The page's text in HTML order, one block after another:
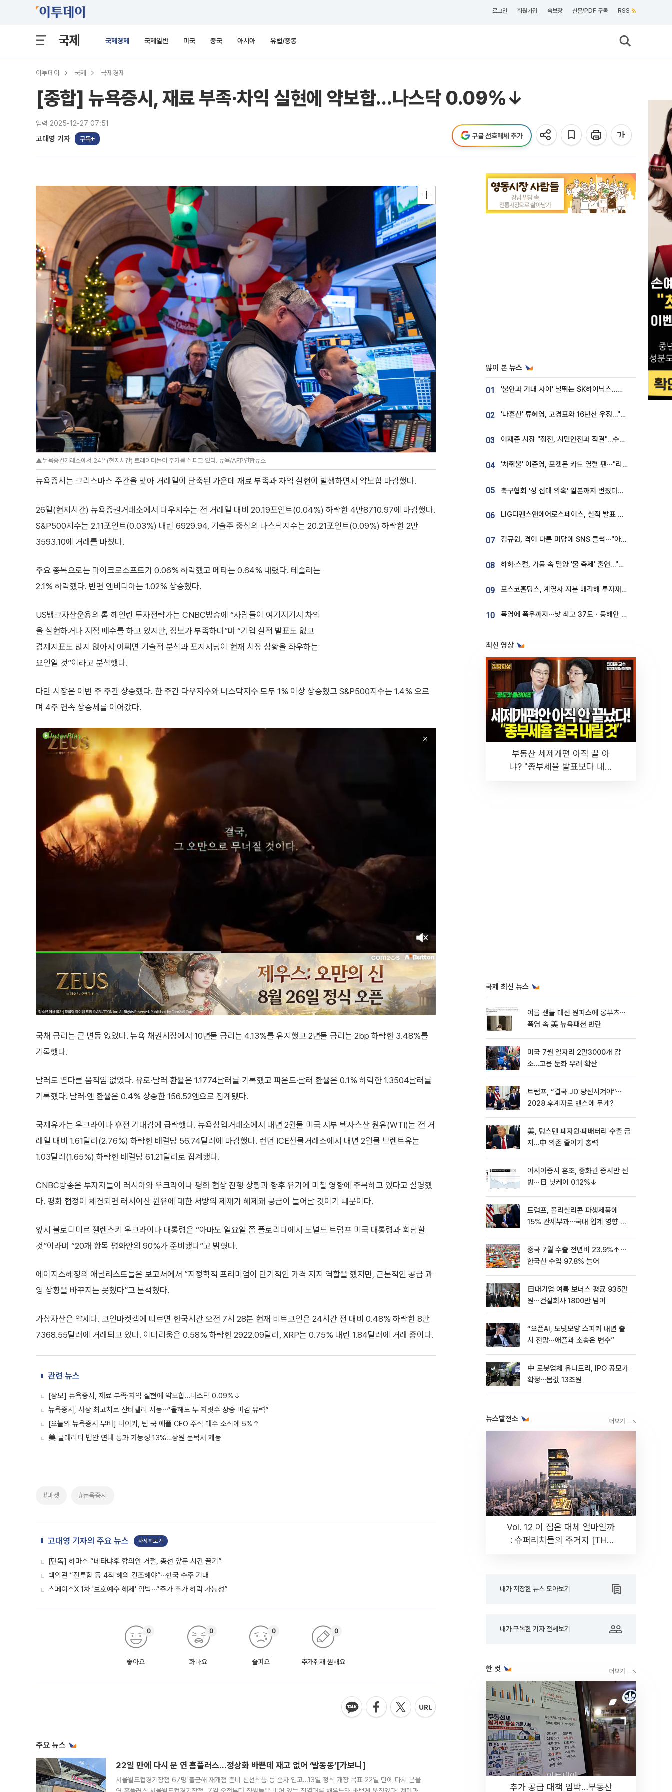
로그인 회원가입 속보창 신문/PDF 구독 RSS
국제 국제경제 국제일반 미국 중국 아시아 유럽/중동
이투데이 국제 국제경제
[종합] 뉴욕증시, 재료 부족·차익 실현에 약보합…나스닥 0.09%↓
입력 2025-12-27 07:51
고대영 기자 구독 구글 선호매체 추가
▲뉴욕증권거래소에서 24일(현지시간) 트레이더들이 주가를 살피고 있다. 뉴욕/AFP연합뉴스
뉴욕증시는 크리스마스 주간을 맞아 거래일이 단축된 가운데 재료 부족과 차익 실현이 발생하면서 약보합 마감했다.
26일(현지시간) 뉴욕증권거래소에서 다우지수는 전 거래일 대비 20.19포인트(0.04%) 하락한 4만8710.97에 마감했다.
S&P500지수는 2.11포인트(0.03%) 내린 6929.94, 기술주 중심의 나스닥지수는 20.21포인트(0.09%) 하락한 2만
3593.10에 거래를 마쳤다.
주요 종목으로는 마이크로소프트가 0.06% 하락했고 메타는 0.64% 내렸다. 테슬라는
2.1% 하락했다. 반면 엔비디아는 1.02% 상승했다.
US뱅크자산운용의 톰 헤인린 투자전략가는 CNBC방송에 “사람들이 여기저기서 차익
을 실현하거나 저점 매수를 하고 있지만, 정보가 부족하다”며 “기업 실적 발표도 없고
경제지표도 많지 않아서 어쩌면 기술적 분석과 포지셔닝이 현재 시장 상황을 좌우하는
요인일 것”이라고 분석했다.
다만 시장은 이번 주 주간 상승했다. 한 주간 다우지수와 나스닥지수 모두 1% 이상 상승했고 S&P500지수는 1.4% 오르
며 4주 연속 상승세를 이어갔다.
국채 금리는 큰 변동 없었다. 뉴욕 채권시장에서 10년물 금리는 4.13%를 유지했고 2년물 금리는 2bp 하락한 3.48%를
기록했다.
달러도 별다른 움직임 없었다. 유로·달러 환율은 1.1774달러를 기록했고 파운드·달러 환율은 0.1% 하락한 1.3504달러를
기록했다. 달러·엔 환율은 0.4% 상승한 156.52엔으로 집계됐다.
국제유가는 우크라이나 휴전 기대감에 급락했다. 뉴욕상업거래소에서 내년 2월물 미국 서부 텍사스산 원유(WTI)는 전 거
래일 대비 1.61달러(2.76%) 하락한 배럴당 56.74달러에 마감했다. 런던 ICE선물거래소에서 내년 2월물 브렌트유는
1.03달러(1.65%) 하락한 배럴당 61.21달러로 집계됐다.
CNBC방송은 투자자들이 러시아와 우크라이나 평화 협상 진행 상황과 향후 유가에 미칠 영향에 주목하고 있다고 설명했
다. 평화 협정이 체결되면 러시아산 원유에 대한 서방의 제재가 해제돼 공급이 늘어날 것이기 때문이다.
앞서 볼로디미르 젤렌스키 우크라이나 대통령은 “아마도 일요일 쯤 플로리다에서 도널드 트럼프 미국 대통령과 회담할
것”이라며 “20개 항목 평화안의 90%가 준비됐다”고 밝혔다.
에이지스헤징의 애널리스트들은 보고서에서 “지정학적 프리미엄이 단기적인 가격 지지 역할을 했지만, 근본적인 공급 과
잉 상황을 바꾸지는 못했다”고 분석했다.
가상자산은 약세다. 코인마켓캡에 따르면 한국시간 오전 7시 28분 현재 비트코인은 24시간 전 대비 0.48% 하락한 8만
7368.55달러에 거래되고 있다. 이더리움은 0.58% 하락한 2922.09달러, XRP는 0.75% 내린 1.84달러에 거래 중이다.
관련 뉴스
[상보] 뉴욕증시, 재료 부족·차익 실현에 약보합…나스닥 0.09%↓
뉴욕증시, 사상 최고치로 산타랠리 시동⋯“올해도 두 자릿수 상승 마감 유력”
[오늘의 뉴욕증시 무버] 나이키, 팀 쿡 애플 CEO 주식 매수 소식에 5%↑
美 클래리티 법안 연내 통과 가능성 13%…상원 문턱서 제동
#마켓 #뉴욕증시
고대영 기자의 주요 뉴스 자세히보기
[단독] 하마스 “네타냐후 합의안 거절, 총선 앞둔 시간 끌기”
백악관 “전투함 등 4척 해외 건조해야”⋯한국 수주 기대
스페이스X 1차 '보호예수 해제' 임박⋯“주가 추가 하락 가능성”
좋아요
0
화나요
0
슬퍼요
0
추가취재 원해요
0
주요 뉴스
22일 만에 다시 문 연 홈플러스…정상화 바쁜데 재고 없어 ‘발동동’[가보니]
서울월드컵경기장점 67명 출근해 재개점 준비 신선식품 등 순차 입고…13일 정식 개장 목표 22일 만에 다시 문을
많이 본 뉴스
01 '불안과 기대 사이' 널뛰는 SK하이닉스…증권가 "HBM4·LTA 기반 펀터멘털 견고"
02 '나혼산' 류혜영, 고경표와 16년산 우정…"자취방서 부모님과 마주쳐"
03 이재준 시장 "정전, 시민안전과 직결"…수원시 비상대응체계 가동
04 '차쥐뿔' 이준영, 포켓몬 카드 열혈 팬⋯"리셀러 처단할 것"
05 축구협회 '성 접대 의혹' 일본까지 번졌다…日 심판 실명 공개
06 LIG디펜스앤에어로스페이스, 실적 발표 후 급락→반등⋯증권가 “28년까지 튼튼”
07 김규원, 격이 다른 미담에 SNS 들썩⋯"아이 속옷 빨고 졸업식도 참석"
08 하하·스컬, 가뭄 속 밀양 '물 축제' 출연…"출연료 전액 기부"
09 포스코홀딩스, 계열사 지분 매각해 투자재원 2.5조 확보
10 폭염에 폭우까지⋯낮 최고 37도ㆍ동해안 강한 비 [날씨]
최신 영상
부동산 세제개편 아직 끝 아
냐? "종부세율 발표보다 내릴
국제 최신 뉴스
여름 샌들 대신 원피스에 롱부츠⋯
폭염 속 美 뉴욕패션 반란
미국 7월 일자리 2만3000개 감
소…고용 둔화 우려 확산
트럼프, “결국 JD 당선시켜야”⋯
2028 후계자로 밴스에 무게?
美, 텅스텐 폐자원·폐배터리 수출 금
지…中 의존 줄이기 총력
아시아증시 혼조, 중화권 증시만 선
방⋯日 닛케이 0.12%↓
트럼프, 폴리실리콘 파생제품에
15% 관세부과⋯국내 업계 영향 촉
중국 7월 수출 전년비 23.9%↑⋯
한국산 수입 97.8% 늘어
日대기업 여름 보너스 평균 935만
원⋯건설회사 1800만 넘어
“오픈AI, 도넛모양 스피커 내년 출
시 전망⋯애플과 소송은 변수”
中 로봇업체 유니트리, IPO 공모가
확정⋯몸값 13조원
뉴스발전소
Vol. 12 이 집은 대체 얼마일까
: 슈퍼리치들의 주거지 [THE
내가 저장한 뉴스 모아보기
내가 구독한 기자 전체보기
한 컷
추가 공급 대책 임박…부동산